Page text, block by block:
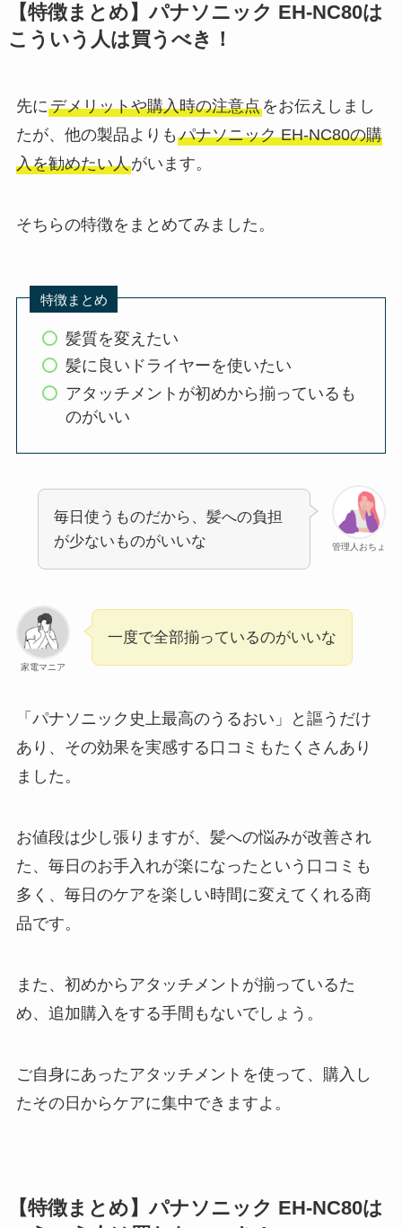
【特徴まとめ】パナソニック EH-NC80は
こういう人は買うべき！
先にデメリットや購入時の注意点をお伝えしまし
たが、他の製品よりも パナソニック EH-NC80の購
入を勧めたい人がいます。
そちらの特徴をまとめてみました。
特徴まとめ
髪質を変えたい
髪に良いドライヤーを使いたい
アタッチメントが初めから揃っているも
のがいい
管理人おちょ
毎日使うものだから、髪への負担
が少ないものがいいな
家電マニア
一度で全部揃っているのがいいな
「パナソニック史上最高のうるおい」と謳うだけ
あり、その効果を実感する口コミもたくさんあり
ました。
お値段は少し張りますが、髪への悩みが改善され
た、毎日のお手入れが楽になったという口コミも
多く、毎日のケアを楽しい時間に変えてくれる商
品です。
また、初めからアタッチメントが揃っているた
め、追加購入をする手間もないでしょう。
ご自身にあったアタッチメントを使って、購入し
たその日からケアに集中できますよ。
【特徴まとめ】パナソニック EH-NC80は